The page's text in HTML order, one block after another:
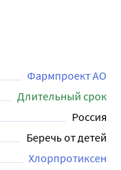
Фармпроект АО
Длительный срок
Россия
Беречь от детей
Хлорпротиксен